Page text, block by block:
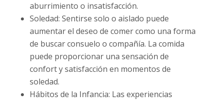
aburrimiento o insatisfacción.
Soledad: Sentirse solo o aislado puede
aumentar el deseo de comer como una forma
de buscar consuelo o compañía. La comida
puede proporcionar una sensación de
confort y satisfacción en momentos de
soledad.
Hábitos de la Infancia: Las experiencias